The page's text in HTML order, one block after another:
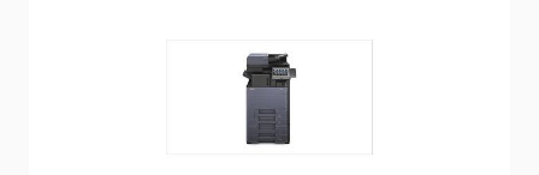
Mode d'expédition: Europalette (120 cm x 80 cm)